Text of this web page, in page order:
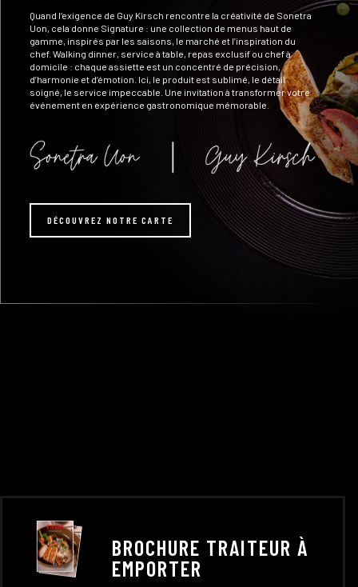
Quand l’exigence de Guy Kirsch rencontre la créativité de Sonetra
Uon, cela donne Signature : une collection de menus haut de
gamme, inspirés par les saisons, le marché et l’inspiration du
chef. Walking dinner, service à table, repas exclusif ou chef à
domicile : chaque assiette est un concentré de précision,
d’harmonie et d’émotion. Ici, le produit est sublimé, le détail
soigné, le service impeccable. Une invitation à transformer votre
événement en expérience gastronomique mémorable.
DÉCOUVREZ NOTRE CARTE
BROCHURE TRAITEUR À
EMPORTER